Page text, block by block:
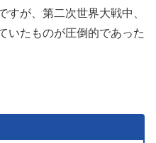
すが、第二次世界大戦中、
いたものが圧倒的であった